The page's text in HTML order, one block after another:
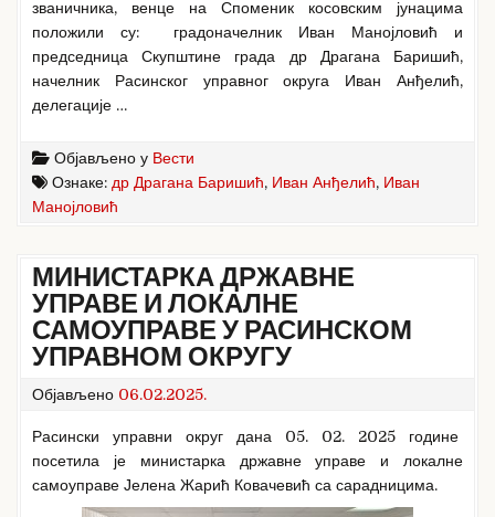
званичника, венце на Споменик косовским јунацима
положили су: градоначелник Иван Манојловић и
председница Скупштине града др Драгана Баришић,
начелник Расинског управног округа Иван Анђелић,
делегације …
Објављено у Вести
Ознаке: др Драгана Баришић, Иван Анђелић, Иван
Манојловић
МИНИСТАРКА ДРЖАВНЕ
УПРАВЕ И ЛОКАЛНЕ
САМОУПРАВЕ У РАСИНСКОМ
УПРАВНОМ ОКРУГУ
Објављено 06.02.2025.
Расински управни округ дана 05. 02. 2025 године
посетила је министарка државне управе и локалне
самоуправе Јелена Жарић Ковачевић са сарадницима.